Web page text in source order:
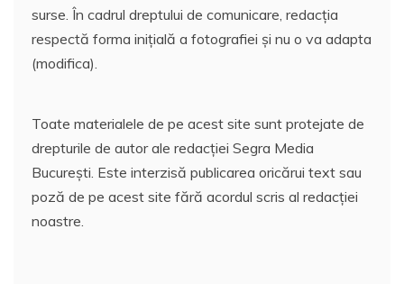
surse. În cadrul dreptului de comunicare, redacția
respectă forma inițială a fotografiei și nu o va adapta
(modifica).
Toate materialele de pe acest site sunt protejate de
drepturile de autor ale redacției Segra Media
București. Este interzisă publicarea oricărui text sau
poză de pe acest site fără acordul scris al redacției
noastre.